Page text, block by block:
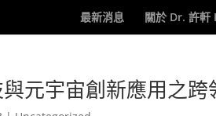
最新消息 關於 Dr. 許
與元宇宙創新應用之